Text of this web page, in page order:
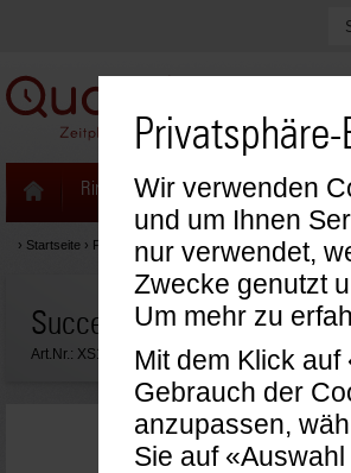
Wir verwenden
und um Ihnen
nur verwendet,
Zwecke genutzt
Um mehr zu
Mit dem Klick
Gebrauch der
anzupassen,
Sie auf
Ringbücher & Zeitplaner
› Startseite› Formblätter & Einlagen› Succes Einlagen ›
Succes Jahresplaner-
Art.Nr.: XS159.27